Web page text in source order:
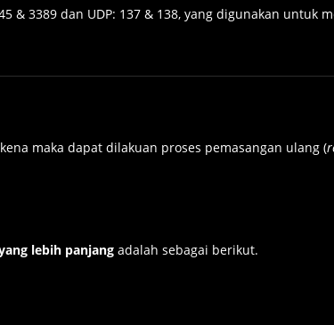
& 3389 dan UDP: 137 & 138, yang digunakan untuk
maka dapat dilakuan proses pemasangan ulang (
lebih panjang adalah sebagai berikut.